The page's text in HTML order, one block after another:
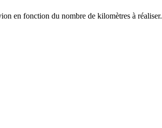
en fonction du nombre de kilomètres à réaliser.